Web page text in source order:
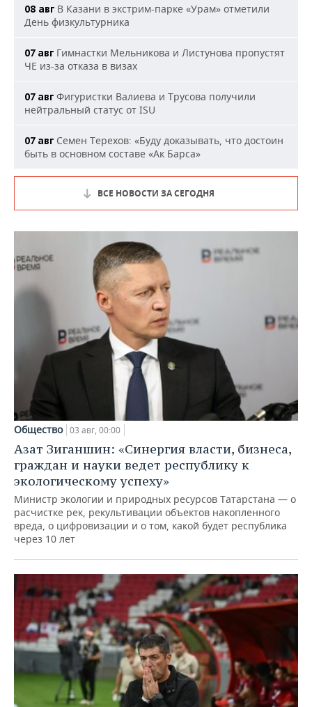
08 авг В Казани в экстрим-парке «Урам» отметили
День физкультурника
07 авг Гимнастки Мельникова и Листунова пропустят
ЧЕ из-за отказа в визах
07 авг Фигуристки Валиева и Трусова получили
нейтральный статус от ISU
07 авг Семен Терехов: «Буду доказывать, что достоин
быть в основном составе «Ак Барса»
ВСЕ НОВОСТИ ЗА СЕГОДНЯ
Общество 03 авг, 00:00
Азат Зиганшин: «Синергия власти, бизнеса,
граждан и науки ведет республику к
экологическому успеху»
Министр экологии и природных ресурсов Татарстана — о
расчистке рек, рекультивации объектов накопленного
вреда, о цифровизации и о том, какой будет республика
через 10 лет